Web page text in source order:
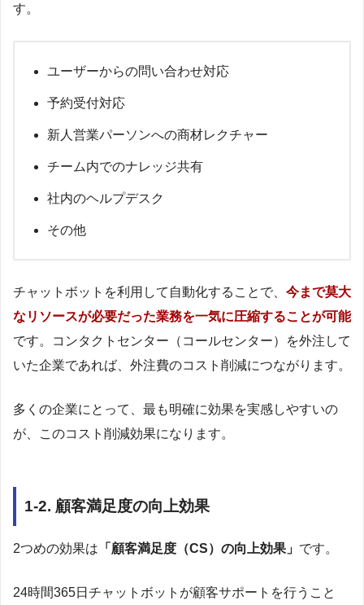
す。
ユーザーからの問い合わせ対応
予約受付対応
新人営業パーソンへの商材レクチャー
チーム内でのナレッジ共有
社内のヘルプデスク
その他
チャットボットを利用して自動化することで、 今まで莫大
なリソースが必要だった業務を一気に圧縮することが可能
です。コンタクトセンター（コールセンター）を外注して
いた企業であれば、外注費のコスト削減につながります。
多くの企業にとって、最も明確に効果を実感しやすいの
が、このコスト削減効果になります。
1-2. 顧客満足度の向上効果
2つめの効果は 「顧客満足度（CS）の向上効果」 です。
24時間365日チャットボットが顧客サポートを行うこと